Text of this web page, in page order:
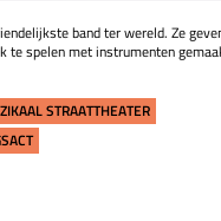
band ter wereld. Ze
te spelen met instrumenten
STRAATTHEATER